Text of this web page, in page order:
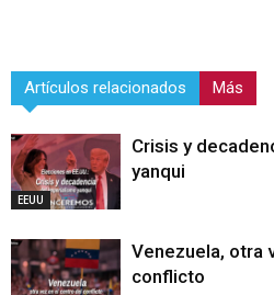
Artículos relacionados Más
EEUU
Crisis y
yanqui
Venezuela, otra
conflicto